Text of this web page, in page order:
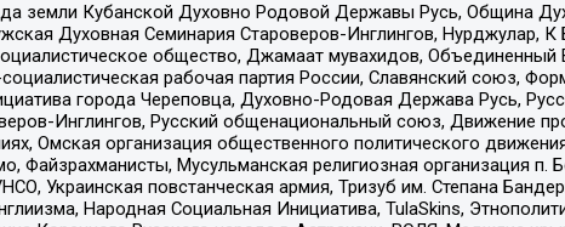
земли Кубанской Духовно Родовой Державы Русь, Община
Духовная Семинария Староверов-Инглингов, Нурджулар,
общество, Джамаат мувахидов,
рабочая партия России, Славянский союз,
города Череповца, Духовно-Родовая Держава Русь,
Инглингов, Русский общенациональный союз, Движение
Омская организация общественного политического
Файзрахманисты, Мусульманская религиозная организация п.
Украинская повстанческая армия, Тризуб им. Степана
Народная Социальная Инициатива, TulaSkins,